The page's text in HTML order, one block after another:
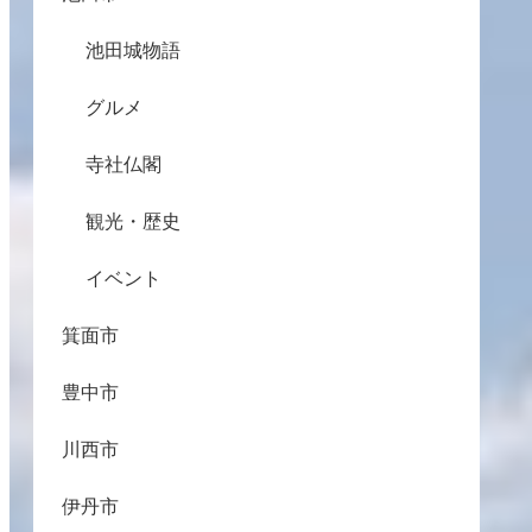
池田城物語
グルメ
寺社仏閣
観光・歴史
イベント
箕面市
豊中市
川西市
伊丹市